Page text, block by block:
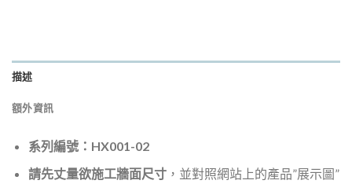
描述
額外資訊
系列編號：HX001-02
請先丈量欲施工牆面尺寸，並對照網站上的產品”展示圖”